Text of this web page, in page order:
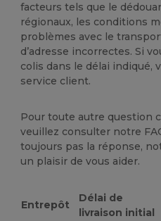
facteurs tels que le
régionaux, les conditions
problèmes avec le
d’adresse incorrectes. Si
colis dans le délai indiqué,
service client.
Pour toute autre question
veuillez consulter notre
toujours pas la réponse,
un plaisir de vous aider.
Entrepôt
Délai de
livraison initial